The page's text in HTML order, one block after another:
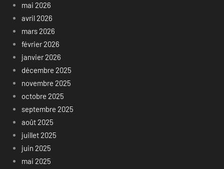
mai 2026
avril 2026
mars 2026
février 2026
janvier 2026
décembre 2025
novembre 2025
octobre 2025
septembre 2025
août 2025
juillet 2025
juin 2025
mai 2025